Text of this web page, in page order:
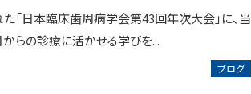
「日本臨床歯周病学会第43回年次大会」に、当
らの診療に活かせる学びを...
ブログ